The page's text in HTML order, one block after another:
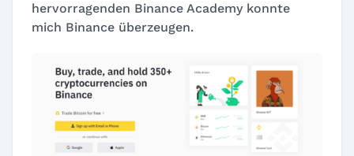
hervorragenden Binance Academy konnte
mich Binance überzeugen.